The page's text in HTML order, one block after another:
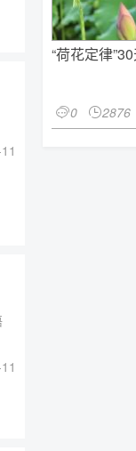
“荷花定律
0 2876